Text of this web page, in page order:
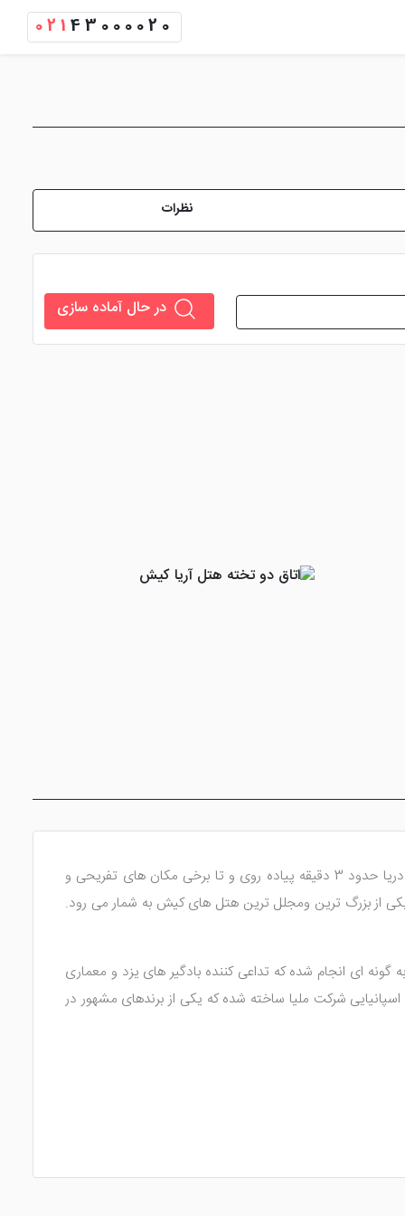
021 43000020
نظرات
در حال آماده سازی
جدید ترین هتل پنج ستاره کیش (اواخر 1402) است که در جاده جهان و میدان هور قرار دارد. فاصله هتل آریا کیش تا دریا حدود 3 دقیقه پیاده روی و تا برخی مکان های تفریحی و
یکی از بزرگ ترین ومجلل ترین هتل های کیش به شمار می رود.
ای انجام شده که تداعی کننده بادگیر های یزد و معماری
شرکت ملیا ساخته شده که یکی از برندهای مشهور در